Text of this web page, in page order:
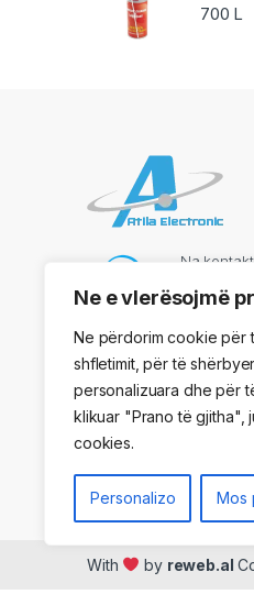
Ne e vlerësojmë
Ne përdorim cookie për
shfletimit, për të
personalizuara dhe për
klikuar "Prano të gjitha",
cookies.
Personalizo Mos
700 L
Na
069
Adresa
Kryqezimi Vasil
With by reweb.al